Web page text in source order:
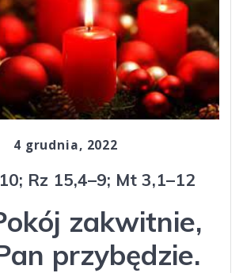
4 grudnia, 2022
Rz 15,4–9; Mt 3,1–12
zakwitnie,
przybędzie.